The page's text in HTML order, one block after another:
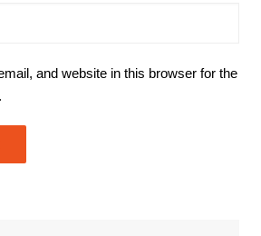
and website in this browser for the